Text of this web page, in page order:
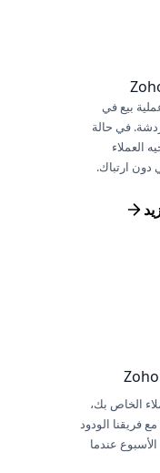
بيع في
في حالة
العملاء
دون ارتباك.
الخاص بك،
فريقنا الودود
عندما